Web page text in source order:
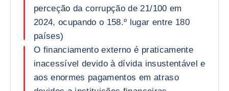
perceção da corrupção de 21/100 em
2024, ocupando o 158.º lugar entre 180
países)
O financiamento externo é praticamente
inacessível devido à dívida insustentável e
aos enormes pagamentos em atraso